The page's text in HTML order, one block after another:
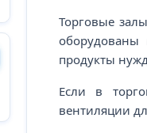
Торговые
оборудованы
продукты
Если в
вентиляции